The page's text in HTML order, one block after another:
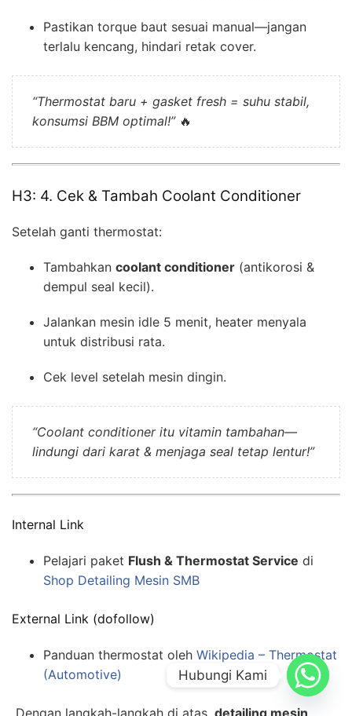
Pastikan torque baut sesuai manual—jangan
terlalu kencang, hindari retak cover.
“Thermostat baru + gasket fresh = suhu stabil,
konsumsi BBM optimal!”🔥
H3: 4. Cek & Tambah Coolant Conditioner
Setelah ganti thermostat:
Tambahkan coolant conditioner (antikorosi &
dempul seal kecil).
Jalankan mesin idle 5 menit, heater menyala
untuk distribusi rata.
Cek level setelah mesin dingin.
“Coolant conditioner itu vitamin tambahan—
lindungi dari karat & menjaga seal tetap lentur!”
Internal Link
Pelajari paket Flush & Thermostat Service di
Shop Detailing Mesin SMB
External Link (dofollow)
Panduan thermostat oleh Wikipedia – Thermostat
(Automotive)
Hubungi Kami